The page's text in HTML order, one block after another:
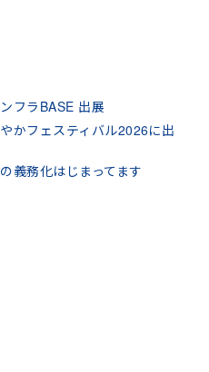
フラBASE 出展
かフェスティバル2026に出
義務化はじまってます